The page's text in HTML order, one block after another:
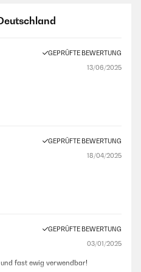
GEPRÜFTE BEWERTUNG
13/06/2025
GEPRÜFTE BEWERTUNG
18/04/2025
GEPRÜFTE BEWERTUNG
03/01/2025
fast ewig verwendbar!